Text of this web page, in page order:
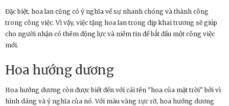
Đặc biệt, hoa lan cũng có ý nghĩa về sự nhanh chóng và thành công
trong công việc. Vì vậy, việc tặng hoa lan trong dịp khai trương sẽ giúp
cho người nhận có thêm động lực và niềm tin để bắt đầu một công việc
mới.
Hoa hướng dương
Hoa hướng dương còn được biết đến với cái tên "hoa của mặt trời" bởi vì
hình dáng và ý nghĩa của nó. Với màu vàng rực rỡ, hoa hướng dương